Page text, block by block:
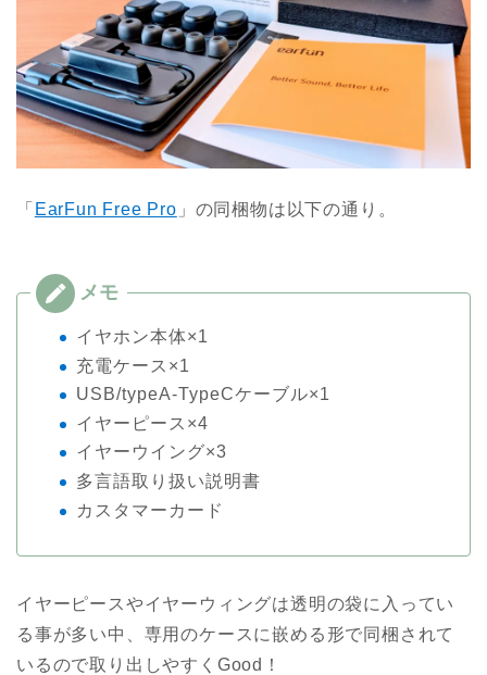
「 EarFun Free Pro 」の同梱物は以下の通り。
イヤホン本体×1
充電ケース×1
USB/typeA-TypeCケーブル×1
イヤーピース×4
イヤーウイング×3
多言語取り扱い説明書
カスタマーカード
イヤーピースやイヤーウィングは透明の袋に入ってい
る事が多い中、専用のケースに嵌める形で同梱されて
いるので取り出しやすくGood！